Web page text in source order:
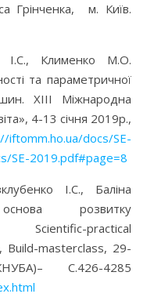
Грінченка, м. Київ.
І.С., Клименко М.О.
та параметричної
XІII Міжнародна
4-13 січня 2019p.,
iftomm.ho.ua/docs/SE-
SE-2019.pdf#page=8
І.С., Баліна
розвитку
practical
Build-masterclass, 29-
С.426-4285